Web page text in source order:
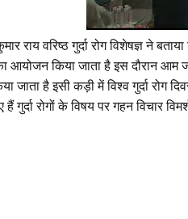
राय वरिष्ठ गुर्दा रोग विशेषज्ञ ने
आयोजन किया जाता है इस दौरान आम
जाता है इसी कड़ी में विश्व गुर्दा रोग
गुर्दा रोगों के विषय पर गहन विचार